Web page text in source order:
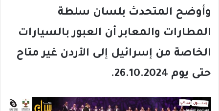
وأوضح المتحدث بلسان سلطة
المطارات والمعابر أن العبور بالسيارات
الخاصة من إسرائيل إلى الأردن غير متاح
حتى يوم 26.10.2024.